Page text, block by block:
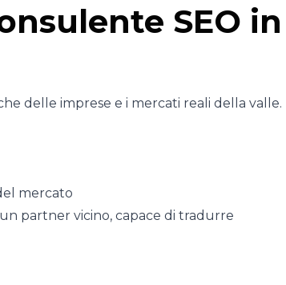
SEO in
delle imprese e i mercati reali della valle.
mercato
partner vicino, capace di tradurre